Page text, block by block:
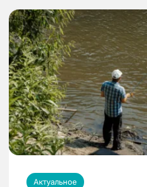
Актуальное